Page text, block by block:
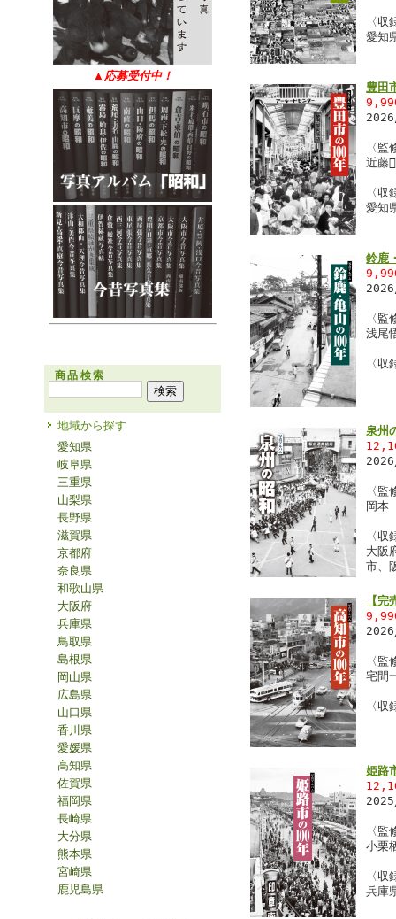
▲ 応募受付中！
商品検索
地域から探す
愛知県
岐阜県
三重県
山梨県
長野県
滋賀県
京都府
奈良県
和歌山県
大阪府
兵庫県
鳥取県
島根県
岡山県
広島県
山口県
香川県
愛媛県
高知県
佐賀県
福岡県
長崎県
大分県
熊本県
宮崎県
鹿児島県
〈収
愛知
豊田
〈監
近藤
〈収
愛知
鈴鹿
〈監
浅尾
〈
泉州
〈監
岡
〈収
大阪
市、
【
〈監
宅間
〈
姫路
〈
小栗
〈収
兵庫